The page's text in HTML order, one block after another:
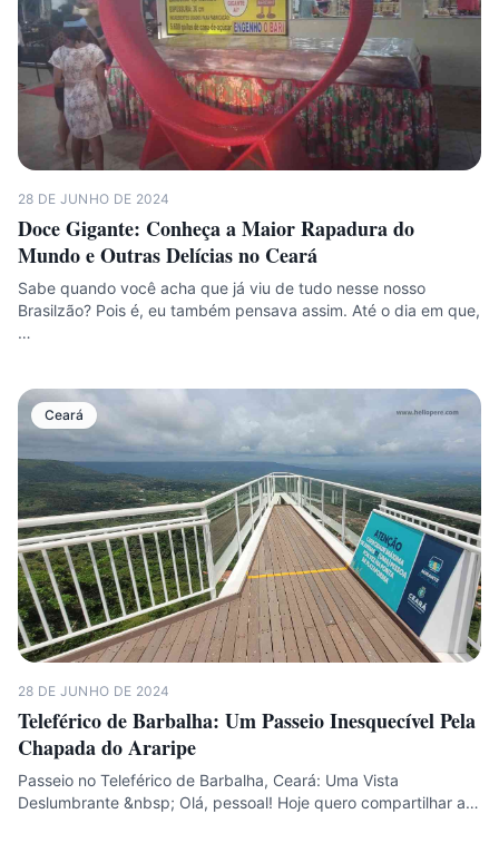
28 DE JUNHO DE 2024
Doce Gigante: Conheça a Maior Rapadura do
Mundo e Outras Delícias no Ceará
Sabe quando você acha que já viu de tudo nesse nosso
Brasilzão? Pois é, eu também pensava assim. Até o dia em que,
…
Ceará
28 DE JUNHO DE 2024
Teleférico de Barbalha: Um Passeio Inesquecível Pela
Chapada do Araripe
Passeio no Teleférico de Barbalha, Ceará: Uma Vista
Deslumbrante &nbsp; Olá, pessoal! Hoje quero compartilhar a…